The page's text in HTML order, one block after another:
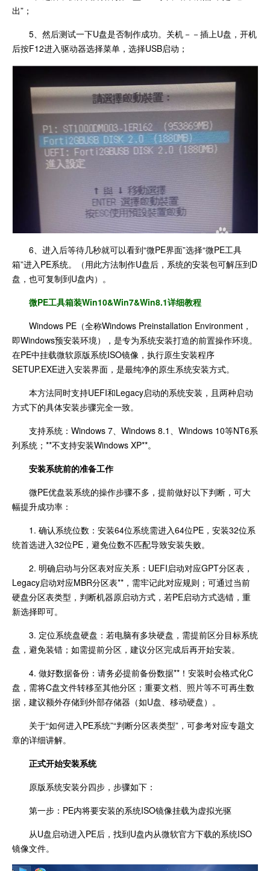
出”；
5、然后测试一下U盘是否制作成功。关机－－插上U盘，开机
后按F12进入驱动器选择菜单，选择USB启动；
6、进入后等待几秒就可以看到“微PE界面”选择“微PE工具
箱”进入PE系统。（用此方法制作U盘后，系统的安装包可解压到D
盘，也可复制到U盘内）。
微PE工具箱装Win10&Win7&Win8.1详细教程
Windows PE（全称Windows Preinstallation Environment，
即Windows预安装环境），是专为系统安装打造的前置操作环境。
在PE中挂载微软原版系统ISO镜像，执行原生安装程序
SETUP.EXE进入安装界面，是最纯净的原生系统安装方式。
本方法同时支持UEFI和Legacy启动的系统安装，且两种启动
方式下的具体安装步骤完全一致。
支持系统：Windows 7、Windows 8.1、Windows 10等NT6系
列系统；**不支持安装Windows XP**。
安装系统前的准备工作
微PE优盘装系统的操作步骤不多，提前做好以下判断，可大
幅提升成功率：
1. 确认系统位数：安装64位系统需进入64位PE，安装32位系
统首选进入32位PE，避免位数不匹配导致安装失败。
2. 明确启动与分区表对应关系：UEFI启动对应GPT分区表，
Legacy启动对应MBR分区表**，需牢记此对应规则；可通过当前
硬盘分区表类型，判断机器原启动方式，若PE启动方式选错，重
新选择即可。
3. 定位系统盘硬盘：若电脑有多块硬盘，需提前区分目标系统
盘，避免装错；如需提前分区，建议分区完成后再开始安装。
4. 做好数据备份：请务必提前备份数据**！安装时会格式化C
盘，需将C盘文件转移至其他分区；重要文档、照片等不可再生数
据，建议额外存储到外部存储器（如U盘、移动硬盘）。
关于“如何进入PE系统”“判断分区表类型”，可参考对应专题文
章的详细讲解。
正式开始安装系统
原版系统安装分四步，步骤如下：
第一步：PE内将要安装的系统ISO镜像挂载为虚拟光驱
从U盘启动进入PE后，找到U盘内从微软官方下载的系统ISO
镜像文件。